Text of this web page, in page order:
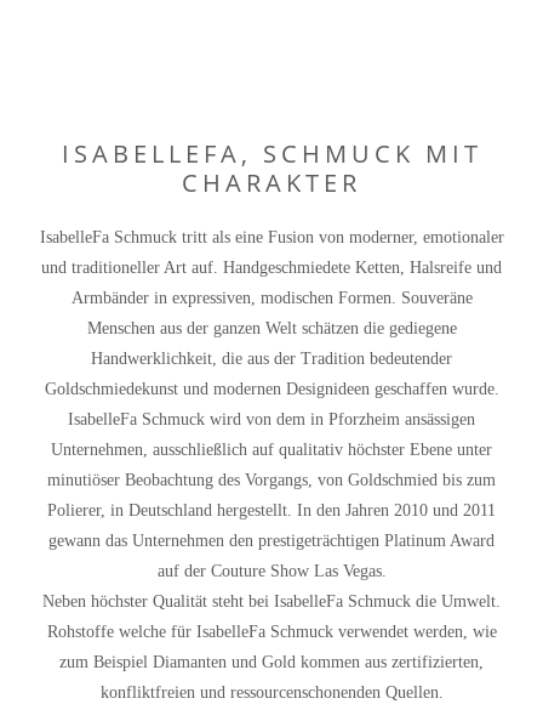
ISABELLEFA, SCHMUCK MIT
CHARAKTER
IsabelleFa Schmuck tritt als eine Fusion von moderner, emotionaler
und traditioneller Art auf. Handgeschmiedete Ketten, Halsreife und
Armbänder in expressiven, modischen Formen. Souveräne
Menschen aus der ganzen Welt schätzen die gediegene
Handwerklichkeit, die aus der Tradition bedeutender
Goldschmiedekunst und modernen Designideen geschaffen wurde.
IsabelleFa Schmuck wird von dem in Pforzheim ansässigen
Unternehmen, ausschließlich auf qualitativ höchster Ebene unter
minutiöser Beobachtung des Vorgangs, von Goldschmied bis zum
Polierer, in Deutschland hergestellt. In den Jahren 2010 und 2011
gewann das Unternehmen den prestigeträchtigen Platinum Award
auf der Couture Show Las Vegas.
Neben höchster Qualität steht bei IsabelleFa Schmuck die Umwelt.
Rohstoffe welche für IsabelleFa Schmuck verwendet werden, wie
zum Beispiel Diamanten und Gold kommen aus zertifizierten,
konfliktfreien und ressourcenschonenden Quellen.